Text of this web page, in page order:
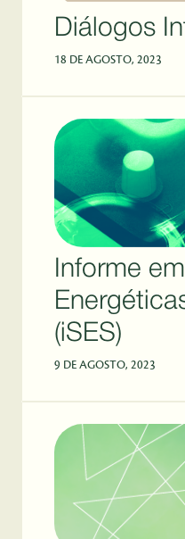
Diálogos
18 DE AGOSTO, 2023
Informe
(iSES)
9 DE AGOSTO, 2023